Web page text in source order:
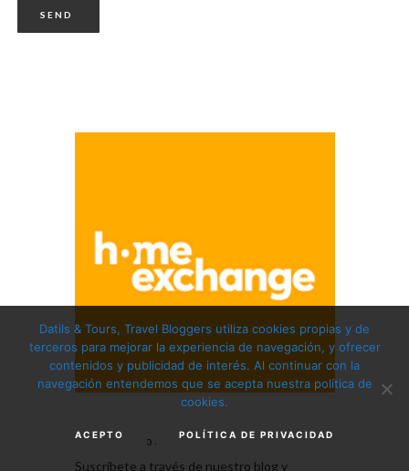
¿Has probado a viajar conHome Exchange?.
Suscríbete a través de nuestro blog y
Datils & Tours, Travel Bloggers utiliza cookies propias y de
terceros para mejorar la experiencia de navegación, y ofrecer
contenidos y publicidad de interés. Al continuar con la
navegación entendemos que se acepta nuestra política de
cookies.
ACEPTO POLÍTICA DE PRIVACIDAD